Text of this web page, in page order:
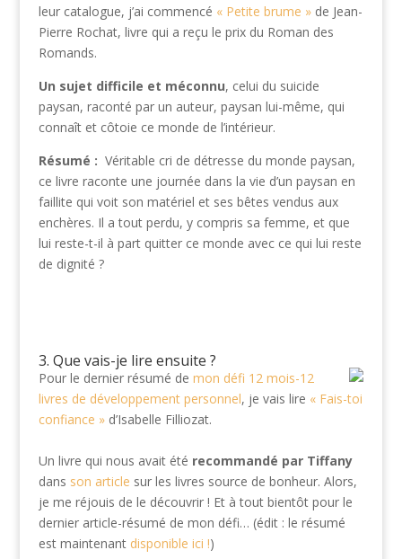
leur catalogue, j’ai commencé « Petite brume »de Jean-
Pierre Rochat, livre qui a reçu le prix du Roman des
Romands.
Un sujet difficile et méconnu, celui du suicide
paysan, raconté par un auteur, paysan lui-même, qui
connaît et côtoie ce monde de l’intérieur.
Résumé : Véritable cri de détresse du monde paysan,
ce livre raconte une journée dans la vie d’un paysan en
faillite qui voit son matériel et ses bêtes vendus aux
enchères. Il a tout perdu, y compris sa femme, et que
lui reste-t-il à part quitter ce monde avec ce qui lui reste
de dignité ?
3. Que vais-je lire ensuite ?
Pour le dernier résumé de mon défi 12 mois-12
livres de développement personnel, je vais lire « Fais-toi
confiance »d’Isabelle Filliozat.
Un livre qui nous avait été recommandé par Tiffany
dans son article sur les livres source de bonheur. Alors,
je me réjouis de le découvrir ! Et à tout bientôt pour le
dernier article-résumé de mon défi… (édit : le résumé
est maintenant disponible ici !)